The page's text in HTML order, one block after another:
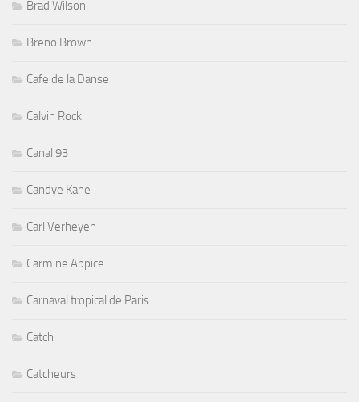
Brad Wilson
Breno Brown
Cafe de la Danse
Calvin Rock
Canal 93
Candye Kane
Carl Verheyen
Carmine Appice
Carnaval tropical de Paris
Catch
Catcheurs